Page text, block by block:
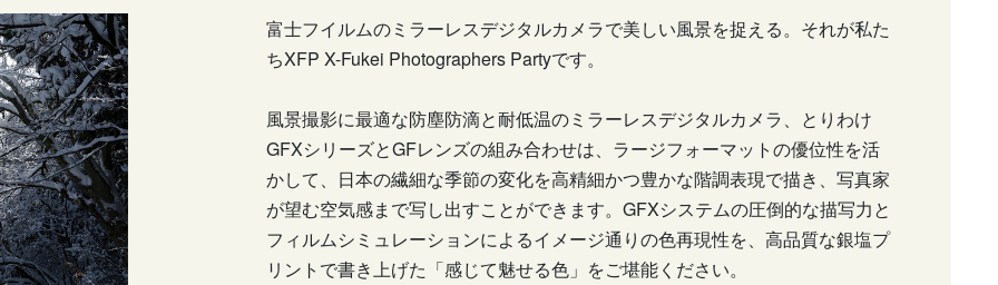
富士フイルムのミラーレスデジタルカメラで美しい風景を捉える。それが私た
ちXFP X-Fukei Photographers Partyです。
風景撮影に最適な防塵防滴と耐低温のミラーレスデジタルカメラ、とりわけ
GFXシリーズとGFレンズの組み合わせは、ラージフォーマットの優位性を活
かして、日本の繊細な季節の変化を高精細かつ豊かな階調表現で描き、写真家
が望む空気感まで写し出すことができます。GFXシステムの圧倒的な描写力と
フィルムシミュレーションによるイメージ通りの色再現性を、高品質な銀塩プ
リントで書き上げた「感じて魅せる色」をご堪能ください。